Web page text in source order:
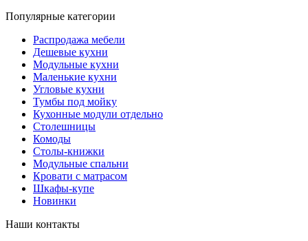
Популярные категории
Распродажа мебели
Дешевые кухни
Модульные кухни
Маленькие кухни
Угловые кухни
Тумбы под мойку
Кухонные модули отдельно
Столешницы
Комоды
Столы-книжки
Модульные спальни
Кровати с матрасом
Шкафы-купе
Новинки
Наши контакты